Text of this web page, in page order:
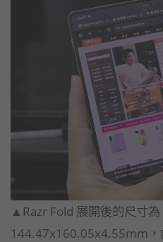
▲Razr Fold 展開後的尺寸為
144.47x160.05x4.55mm，